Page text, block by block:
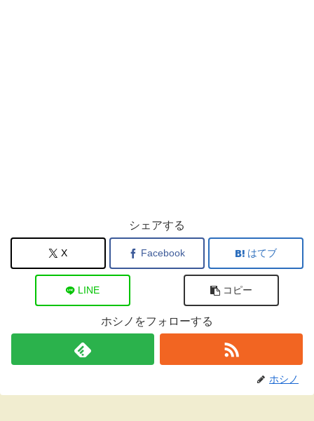
シェアする
X Facebook はてブ
LINE コピー
ホシノをフォローする
ホシノ